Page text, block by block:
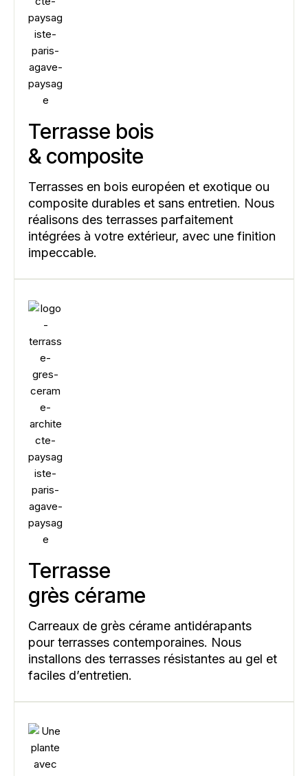
Terrasse bois
& composite
Terrasses en bois européen et exotique ou
composite durables et sans entretien. Nous
réalisons des terrasses parfaitement
intégrées à votre extérieur, avec une finition
impeccable.
Terrasse
grès cérame
Carreaux de grès cérame antidérapants
pour terrasses contemporaines. Nous
installons des terrasses résistantes au gel et
faciles d’entretien.